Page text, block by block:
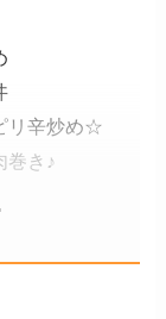
リ辛炒め☆
巻き♪